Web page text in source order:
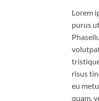
Lorem
purus
risus
eu
quam,